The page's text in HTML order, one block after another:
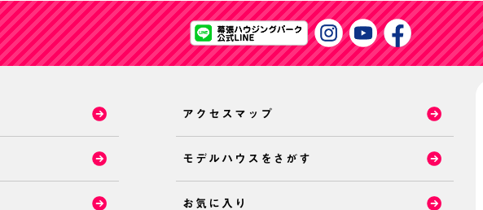
アクセスマップ
モデルハウスをさがす
お気に入り